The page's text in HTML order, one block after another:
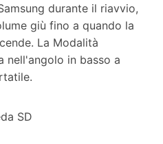
durante il riavvio,
giù fino a quando la
La Modalità
nell'angolo in basso a
SD